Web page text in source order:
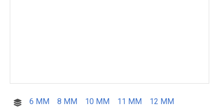
6 MM 8 MM 10 MM 11 MM 12 MM